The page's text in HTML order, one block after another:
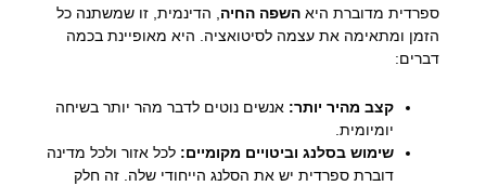
ספרדית מדוברת היא השפה החיה , הדינמית, זו שמשתנה כל
הזמן ומתאימה את עצמה לסיטואציה. היא מאופיינת בכמה
דברים:
קצב מהיר יותר: אנשים נוטים לדבר מהר יותר בשיחה
יומיומית.
שימוש בסלנג וביטויים מקומיים: לכל אזור ולכל מדינה
דוברת ספרדית יש את הסלנג הייחודי שלה. זה חלק